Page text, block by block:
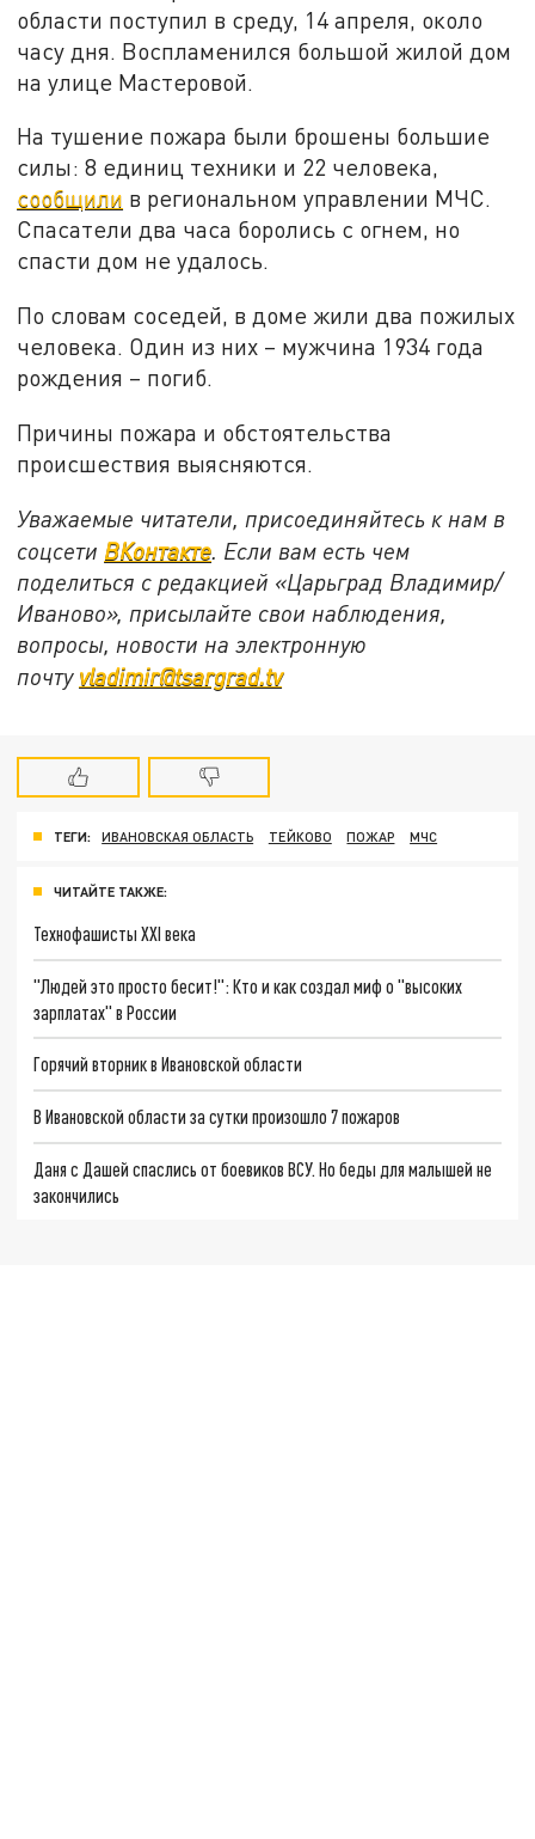
области поступил в среду, 14 апреля, около
часу дня. Воспламенился большой жилой дом
на улице Мастеровой.
На тушение пожара были брошены большие
силы: 8 единиц техники и 22 человека,
сообщили в региональном управлении МЧС.
Спасатели два часа боролись с огнем, но
спасти дом не удалось.
По словам соседей, в доме жили два пожилых
человека. Один из них – мужчина 1934 года
рождения – погиб.
Причины пожара и обстоятельства
происшествия выясняются.
Уважаемые читатели, присоединяйтесь к нам в
соцсети ВКонтакте . Если вам есть чем
поделиться с редакцией «Царьград Владимир/
Иваново», присылайте свои наблюдения,
вопросы, новости на электронную
почту vladimir@tsargrad.tv
ТЕГИ: ИВАНОВСКАЯ ОБЛАСТЬ ТЕЙКОВО ПОЖАР МЧС
ЧИТАЙТЕ ТАКЖЕ:
Технофашисты XXI века
"Людей это просто бесит!": Кто и как создал миф о "высоких
зарплатах" в России
Горячий вторник в Ивановской области
В Ивановской области за сутки произошло 7 пожаров
Даня с Дашей спаслись от боевиков ВСУ. Но беды для малышей не
закончились